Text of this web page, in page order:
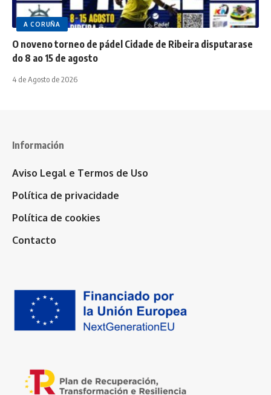
A CORUÑA
O noveno torneo de pádel Cidade de Ribeira disputarase
do 8 ao 15 de agosto
4 de Agosto de 2026
Información
Aviso Legal e Termos de Uso
Política de privacidade
Política de cookies
Contacto